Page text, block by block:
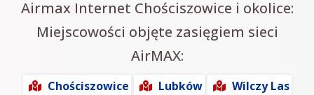
Airmax Internet Chościszowice i okolice:
Miejscowości objęte zasięgiem sieci
AirMAX:
Chościszowice Lubków
Wilczy Las